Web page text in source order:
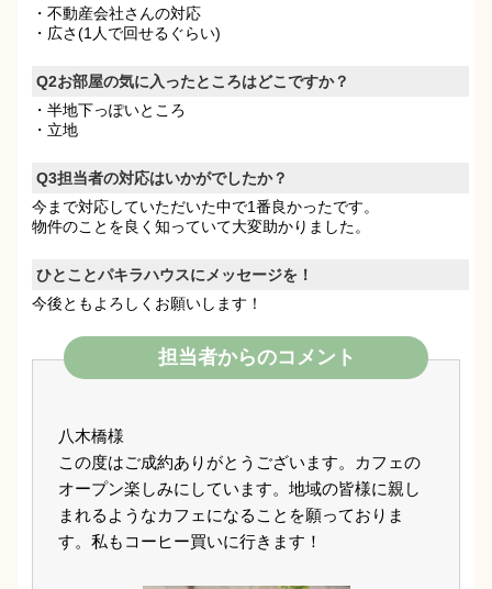
・不動産会社さんの対応
・広さ(1人で回せるぐらい)
Q2お部屋の気に入ったところはどこですか？
・半地下っぽいところ
・立地
Q3担当者の対応はいかがでしたか？
今まで対応していただいた中で1番良かったです。
物件のことを良く知っていて大変助かりました。
ひとことパキラハウスにメッセージを！
今後ともよろしくお願いします！
担当者からのコメント
八木橋様
この度はご成約ありがとうございます。カフェの
オープン楽しみにしています。地域の皆様に親し
まれるようなカフェになることを願っておりま
す。私もコーヒー買いに行きます！